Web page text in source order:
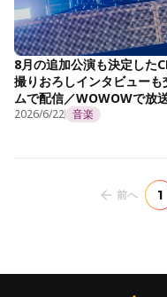
8月の追加公演も決定した
撮りおろしインタビュー
ムで配信／WOWOWで放
を公開！
2026/6/22 音楽
前へ 1